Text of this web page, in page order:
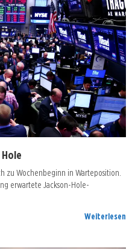
zu Wochenbeginn in Warteposition.
erwartete Jackson-Hole-
Weiterlesen